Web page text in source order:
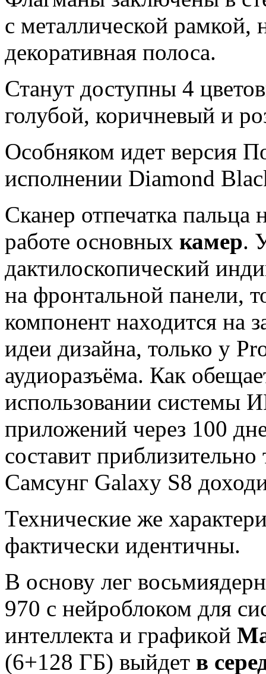
с металлической рамкой,
декоративная полоса.
Станут доступны 4
голубой, коричневый и
Особняком идет версия
исполнении Diamond
Сканер отпечатка пальца
работе основных камер.
дактилоскопический
на фронтальной панели,
компонент находится на
идеи дизайна, только у
аудиоразъёма. Как
использовании системы
приложений через 100
составит приблизительно
Самсунг Galaxy S8
Технические же
фактически идентичны.
В основу лег
970 с нейроблоком для
интеллекта и графикой
(6+128 ГБ) выйдет в